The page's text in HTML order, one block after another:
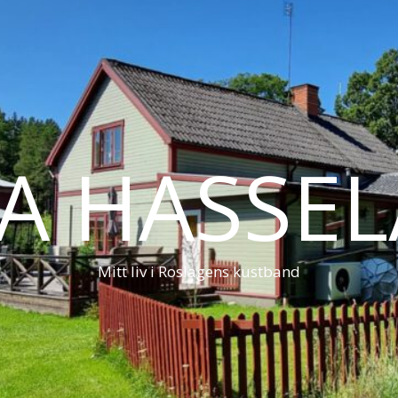
Mitt liv i Roslagens kustband